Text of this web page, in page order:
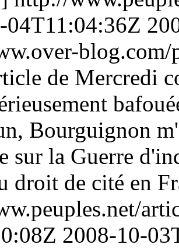
04T11:04:36Z
de Mercredi
Bourguignon
sur la Guerre
droit de cité en
2008-10-